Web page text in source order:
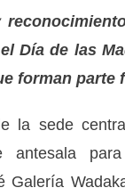
Día de las
forman parte
la sede
antesala